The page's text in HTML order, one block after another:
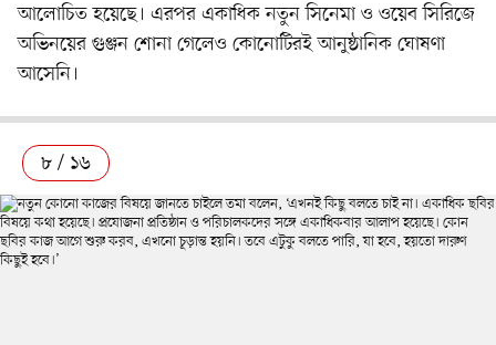
আলোচিত হয়েছে। এরপর একাধিক নতুন সিনেমা ও ওয়েব সিরিজে
অভিনয়ের গুঞ্জন শোনা গেলেও কোনোটিরই আনুষ্ঠানিক ঘোষণা
আসেনি।
৮ / ১৬